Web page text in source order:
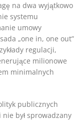
na dwa wyjątkowo
systemu
umowy
„one in, one out”
regulacji,
milionowe
minimalnych
publicznych
był sprowadzany